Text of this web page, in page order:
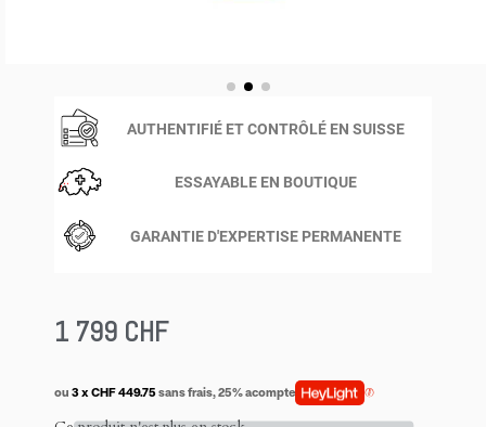
AUTHENTIFIÉ ET CONTRÔLÉ EN SUISSE
ESSAYABLE EN BOUTIQUE
GARANTIE D'EXPERTISE PERMANENTE
1 799 CHF
ou 3 x CHF 449.75sans frais, 25% acompte